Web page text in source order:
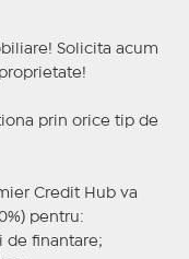
Solicita acum
prin orice tip de
Credit Hub va
pentru:
de finantare;